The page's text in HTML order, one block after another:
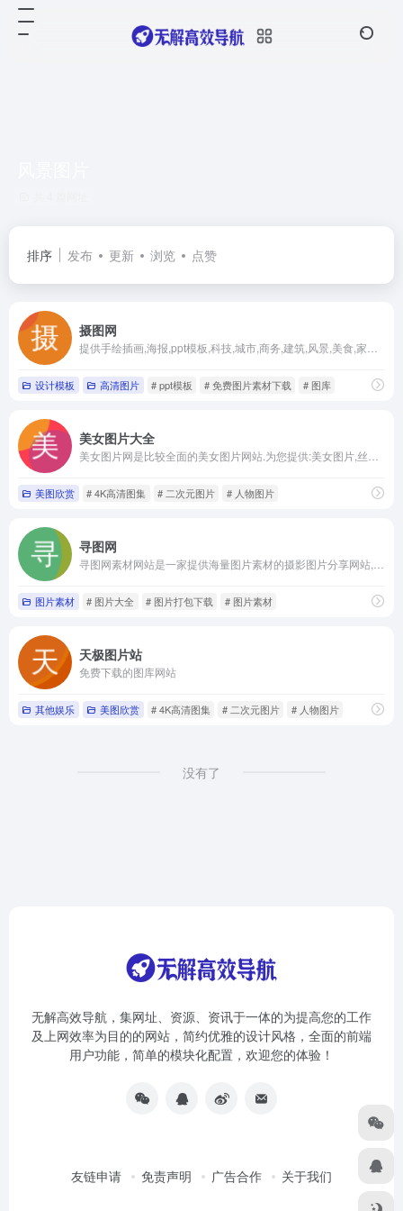
排序 发布 更新 浏览 点赞
摄图网
设计模板 高清图片 # ppt模板 # 免费图片素材下载 # 图库
美女图片大全
美图欣赏 # 4K高清图集 # 二次元图片 # 人物图片
寻图网
图片素材 # 图片大全 # 图片打包下载 # 图片素材
天极图片站
免费下载的图库网站
其他娱乐 美图欣赏 # 4K高清图集 # 二次元图片 # 人物图片
没有了
无解高效导航，集网址、资源、资讯于一体的为提高您的工作
及上网效率为目的的网站，简约优雅的设计风格，全面的前端
用户功能，简单的模块化配置，欢迎您的体验！
友链申请 免责声明 广告合作 关于我们